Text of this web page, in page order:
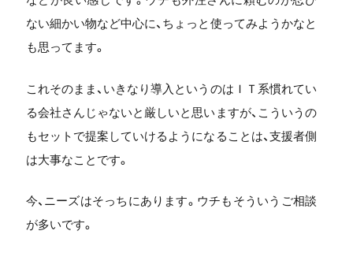
ない細かい物など中心に、ちょっと使ってみようかなと
も思ってます。
これそのまま、いきなり導入というのはＩＴ系慣れてい
る会社さんじゃないと厳しいと思いますが、こういうの
もセットで提案していけるようになることは、支援者側
は大事なことです。
今、ニーズはそっちにあります。ウチもそういうご相談
が多いです。